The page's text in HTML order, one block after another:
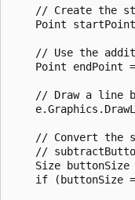
// Create the
Point
// Use the
Point endPoint
// Draw a line
// Convert the
//
Size buttonSize
if (buttonSize